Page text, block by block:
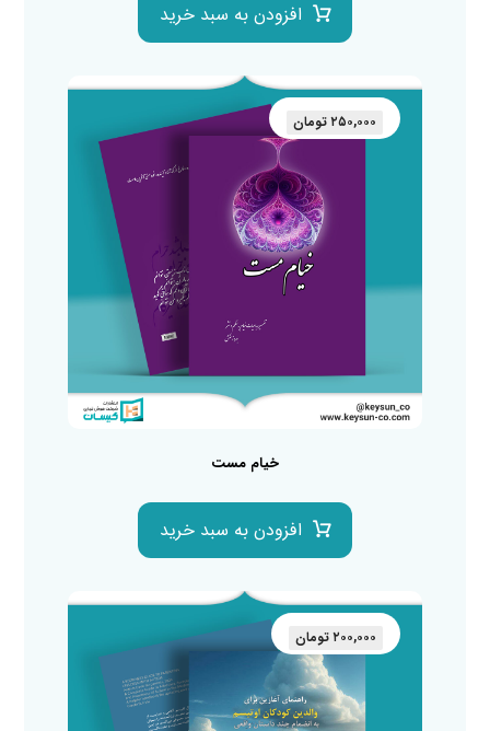
افزودن به سبد خرید
خیام مست
۲۵۰,۰۰۰ تومان
افزودن به سبد خرید
۲۰۰,۰۰۰ تومان